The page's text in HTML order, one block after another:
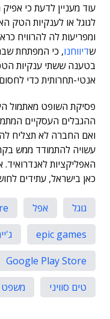
עוד מעניין לדעת כי
לגוגל או לענקיות הטק
ומפריעות לה להרוויח
שדיווחנו, כי המפתחת
בטענה ששתי ענקיות
אנטי-תחרותית כדי
פסיקת השופט מאתמול
ההגבלים העסקיים
ואם החברה לא תצליח
עשויה להתמודד ממש
האפליקציות
כאן בישראל, עתידים
גוגל אפל
epic games
Google Play Store
טים סוויני
משפט